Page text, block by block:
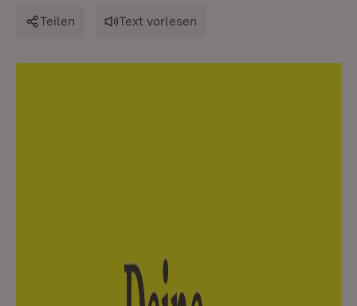
Teilen Text vorlesen